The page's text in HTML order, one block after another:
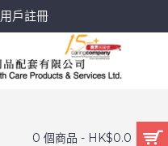
用戶註冊
0 個商品 - HK$0.0